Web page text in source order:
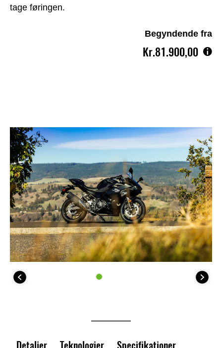
tage føringen.
Begyndende fra
Kr.81.900,00
Detaljer Teknologier Specifikationer